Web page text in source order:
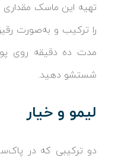
تهیه این ماسک مقداری
را ترکیب و به‌صورت
مدت ده دقیقه روی
شستشو دهید.
لیمو و خیار
دو ترکیبی که در